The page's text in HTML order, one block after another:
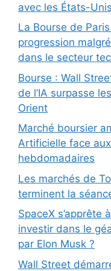
avec les États-Unis
La Bourse de
progression
dans le secteur
Bourse : Wall
de l’IA surpasse
Orient
Marché boursier
Artificielle face
hebdomadaires
Les marchés de
terminent la
SpaceX s’apprête
investir dans le
par Elon Musk ?
Wall Street